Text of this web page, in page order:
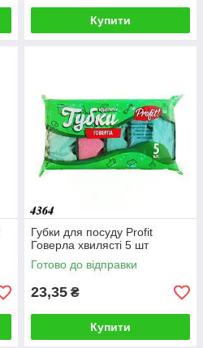
Купити
Губки для посуду Profit
Говерла хвилясті 5 шт
Готово до відправки
23,35 ₴
Купити